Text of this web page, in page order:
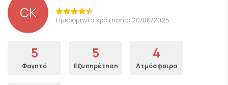
CK Ημερομηνία κράτησης: 20/06/2025
5
Φαγητό
5
Εξυπηρέτηση
4
Ατμόσφαιρα